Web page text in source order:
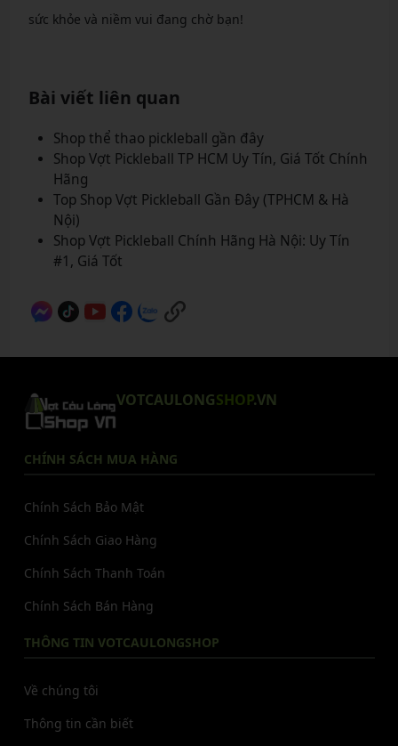
sức khỏe và niềm vui đang chờ bạn!
Bài viết liên quan
Shop thể thao pickleball gần đây
Shop Vợt Pickleball TP HCM Uy Tín, Giá Tốt Chính
Hãng
Top Shop Vợt Pickleball Gần Đây (TPHCM & Hà
Nội)
Shop Vợt Pickleball Chính Hãng Hà Nội: Uy Tín
#1, Giá Tốt
VOTCAULONGSHOP.VN
CHÍNH SÁCH MUA HÀNG
Chính Sách Bảo Mật
Chính Sách Giao Hàng
Chính Sách Thanh Toán
Chính Sách Bán Hàng
THÔNG TIN VOTCAULONGSHOP
Về chúng tôi
Thông tin cần biết